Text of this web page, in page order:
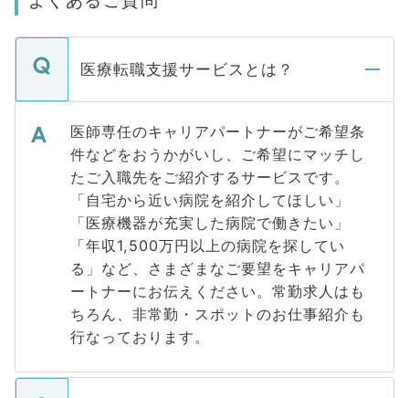
医療転職支援サービスとは？
医師専任のキャリアパートナーがご希望条
件などをおうかがいし、ご希望にマッチし
たご入職先をご紹介するサービスです。
「自宅から近い病院を紹介してほしい」
「医療機器が充実した病院で働きたい」
「年収1,500万円以上の病院を探してい
る」など、さまざまなご要望をキャリアパ
ートナーにお伝えください。常勤求人はも
ちろん、非常勤・スポットのお仕事紹介も
行なっております。